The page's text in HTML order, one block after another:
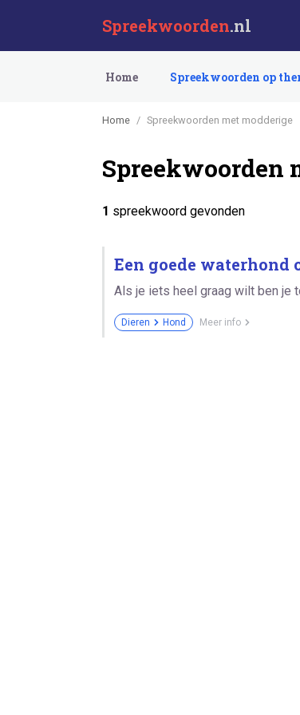
Spreekwoorden.nl
Home Spreekwoorden op
Home Spreekwoorden met modderige
Spreekwoorden
1 spreekwoord gevonden
Een goede waterhond
Als je iets heel graag wilt ben je
Dieren Hond Meer info